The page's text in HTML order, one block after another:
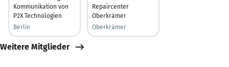
Kommunikation von
P2X Technologien
Berlin
Repaircenter
Oberkrämer
Oberkrämer
Weitere Mitglieder